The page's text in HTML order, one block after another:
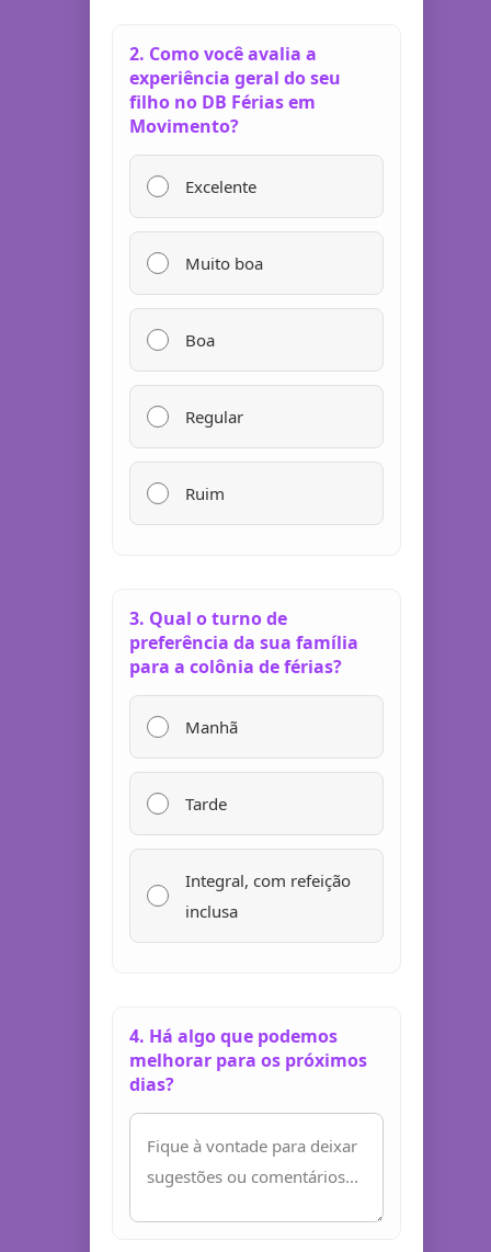
2. Como você avalia a
experiência geral do seu
filho no DB Férias em
Movimento?
Excelente
Muito boa
Boa
Regular
Ruim
3. Qual o turno de
preferência da sua família
para a colônia de férias?
Manhã
Tarde
Integral, com refeição
inclusa
4. Há algo que podemos
melhorar para os próximos
dias?